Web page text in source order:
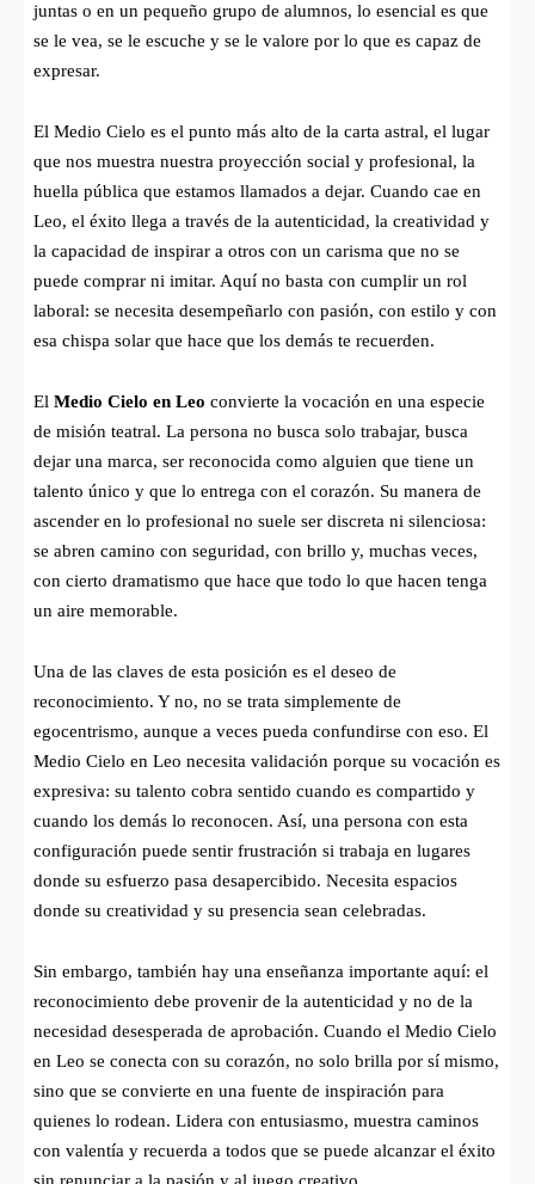
juntas o en un pequeño grupo de alumnos, lo esencial es que
se le vea, se le escuche y se le valore por lo que es capaz de
expresar.
El Medio Cielo es el punto más alto de la carta astral, el lugar
que nos muestra nuestra proyección social y profesional, la
huella pública que estamos llamados a dejar. Cuando cae en
Leo, el éxito llega a través de la autenticidad, la creatividad y
la capacidad de inspirar a otros con un carisma que no se
puede comprar ni imitar. Aquí no basta con cumplir un rol
laboral: se necesita desempeñarlo con pasión, con estilo y con
esa chispa solar que hace que los demás te recuerden.
El Medio Cielo en Leo convierte la vocación en una especie
de misión teatral. La persona no busca solo trabajar, busca
dejar una marca, ser reconocida como alguien que tiene un
talento único y que lo entrega con el corazón. Su manera de
ascender en lo profesional no suele ser discreta ni silenciosa:
se abren camino con seguridad, con brillo y, muchas veces,
con cierto dramatismo que hace que todo lo que hacen tenga
un aire memorable.
Una de las claves de esta posición es el deseo de
reconocimiento. Y no, no se trata simplemente de
egocentrismo, aunque a veces pueda confundirse con eso. El
Medio Cielo en Leo necesita validación porque su vocación es
expresiva: su talento cobra sentido cuando es compartido y
cuando los demás lo reconocen. Así, una persona con esta
configuración puede sentir frustración si trabaja en lugares
donde su esfuerzo pasa desapercibido. Necesita espacios
donde su creatividad y su presencia sean celebradas.
Sin embargo, también hay una enseñanza importante aquí: el
reconocimiento debe provenir de la autenticidad y no de la
necesidad desesperada de aprobación. Cuando el Medio Cielo
en Leo se conecta con su corazón, no solo brilla por sí mismo,
sino que se convierte en una fuente de inspiración para
quienes lo rodean. Lidera con entusiasmo, muestra caminos
con valentía y recuerda a todos que se puede alcanzar el éxito